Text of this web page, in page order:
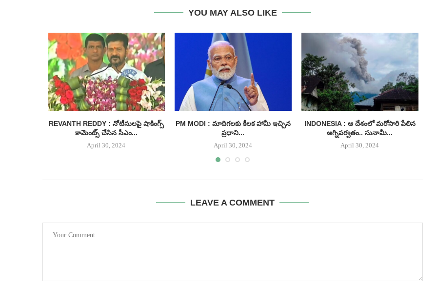
YOU MAY ALSO LIKE
REVANTH REDDY : నోటీసులపై షాకింగ్స్
కామెంట్స్ చేసిన సీఎం...
April 30, 2024
PM MODI : మాదిగలకు కీలక హామీ ఇచ్చిన
ప్రధాని...
April 30, 2024
INDONESIA : ఆ దేశంలో మరోసారి పేలిన
అగ్నిపర్వతం.. సునామీ...
April 30, 2024
LEAVE A COMMENT